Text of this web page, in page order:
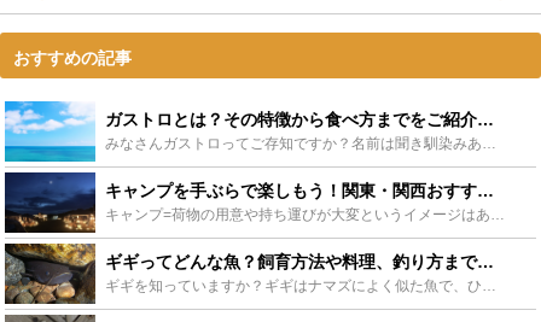
おすすめの記事
ガストロとは？その特徴から食べ方までをご紹介！ - Leisurego(レジャーゴー)
みなさんガストロってご存知ですか？名前は聞き馴染みありませんが、知らないだけで誰もが口にしたことのある魚の一つです。「どんな魚なの？正体は？」という方必見！意外と私たちの生活に深く関わっているガスト...
キャンプを手ぶらで楽しもう！関東・関西おすすめキャンプ場30選 - Leisurego(レジャーゴー)
キャンプ=荷物の用意や持ち運びが大変というイメージはありませんか？挑戦してみたいけど色々な心配ごとでなんとなく二の足を踏んでいる、そんな方にオススメしたい「初めてでも安心・手ぶらでOK・気軽にふらり...
ギギってどんな魚？飼育方法や料理、釣り方まで詳しく紹介します！ - Leisurego(レジャーゴー)
ギギを知っていますか？ギギはナマズによく似た魚で、ひれに毒のあるトゲを持っています。あまり馴染みがないかもしれませんが、実は飼育したり、食べたり、釣りの対象魚としてもとても楽しい魚です。そんなギギに...